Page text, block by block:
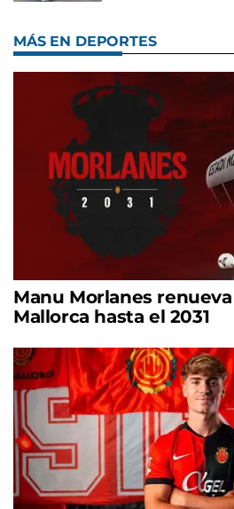
MÁS EN DEPORTES
Manu Morlanes
Mallorca hasta el 2031